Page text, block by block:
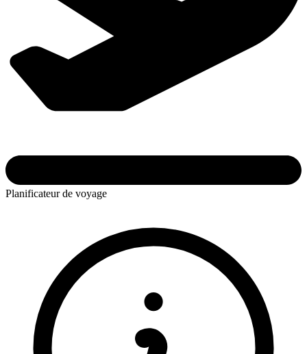
Planificateur de voyage